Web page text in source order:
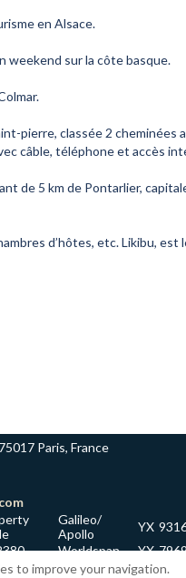
en Alsace.
weekend sur la côte basque.
pierre, classée 2 cheminées
câble, téléphone et accès
de 5 km de Pontarlier,
d’hôtes, etc. Likibu,
Paris, France
Galileo/
Apollo
YX
Worldspan YX
Pegs ADS RO
to improve your navigation.